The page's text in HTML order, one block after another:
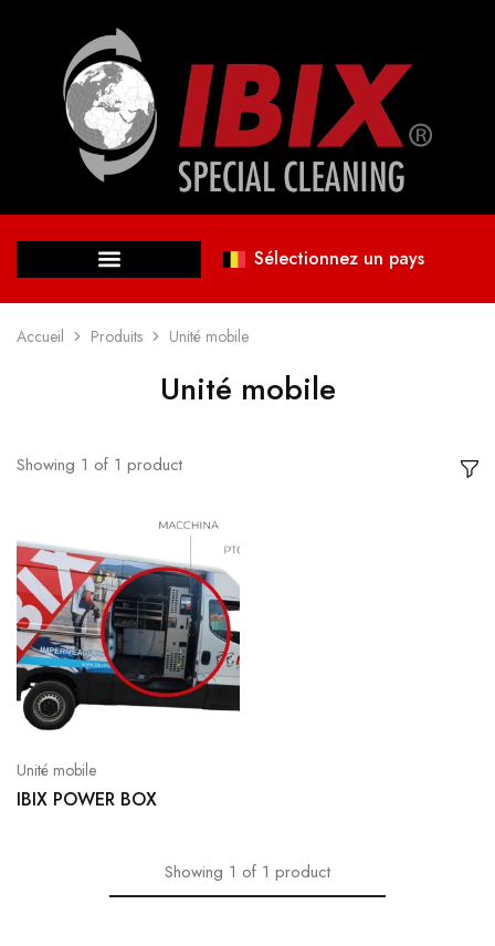
Sélectionnez un pays
Accueil Produits Unité mobile
Unité mobile
Showing 1 of 1 product
Unité mobile
IBIX POWER BOX
Showing 1 of 1 product